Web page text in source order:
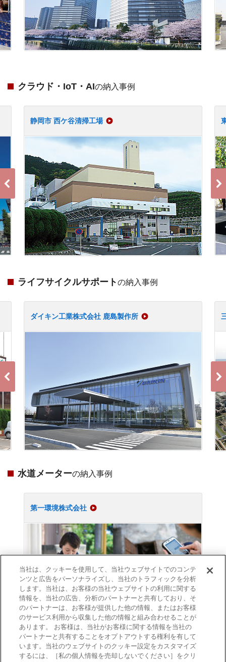
クラウド・IoT・AIの納入事例
静岡市 西ケ谷清掃工場
ライフサイクルサポートの納入事例
ダイキン工業株式会社 鹿島製作所
水道メーターの納入事例
第一環境株式会社
当社は、クッキーを使用して、当社ウェブサイトでのコンテ
ンツと広告をパーソナライズし、当社のトラフィックを分析
します。当社は、お客様の当社ウェブサイトの利用に関する
情報を、当社の広告、分析のパートナーと共有しており、そ
のパートナーは、お客様が提供した他の情報、またはお客様
のサービス利用から収集した他の情報と組み合わせることが
あります。 お客様は、当社がお客様に関する情報を当社の
パートナーと共有することをオプトアウトする権利を有して
います。当社のウェブサイトのクッキー設定をカスタマイズ
するには、［私の個人情報を売却しないでください］をクリ